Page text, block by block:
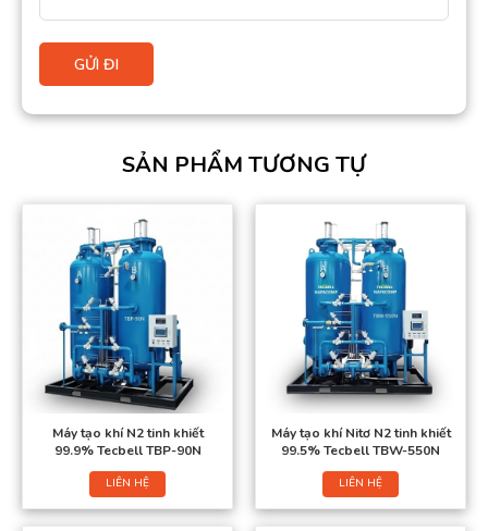
SẢN PHẨM TƯƠNG TỰ
Máy tạo khí N2 tinh khiết
99.9% Tecbell TBP-90N
LIÊN HỆ
Máy tạo khí Nitơ N2 tinh khiết
99.5% Tecbell TBW-550N
LIÊN HỆ